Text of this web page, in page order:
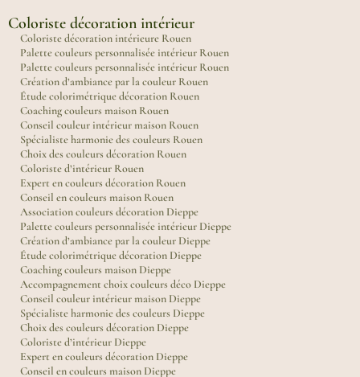
Coloriste décoration intérieur
Coloriste décoration intérieure Rouen
Palette couleurs personnalisée intérieur Rouen
Palette couleurs personnalisée intérieur Rouen
Création d’ambiance par la couleur Rouen
Étude colorimétrique décoration Rouen
Coaching couleurs maison Rouen
Conseil couleur intérieur maison Rouen
Spécialiste harmonie des couleurs Rouen
Choix des couleurs décoration Rouen
Coloriste d’intérieur Rouen
Expert en couleurs décoration Rouen
Conseil en couleurs maison Rouen
Association couleurs décoration Dieppe
Palette couleurs personnalisée intérieur Dieppe
Création d’ambiance par la couleur Dieppe
Étude colorimétrique décoration Dieppe
Coaching couleurs maison Dieppe
Accompagnement choix couleurs déco Dieppe
Conseil couleur intérieur maison Dieppe
Spécialiste harmonie des couleurs Dieppe
Choix des couleurs décoration Dieppe
Coloriste d’intérieur Dieppe
Expert en couleurs décoration Dieppe
Conseil en couleurs maison Dieppe